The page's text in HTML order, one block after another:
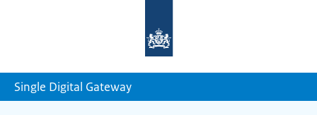
homepage
Single Digital Gateway